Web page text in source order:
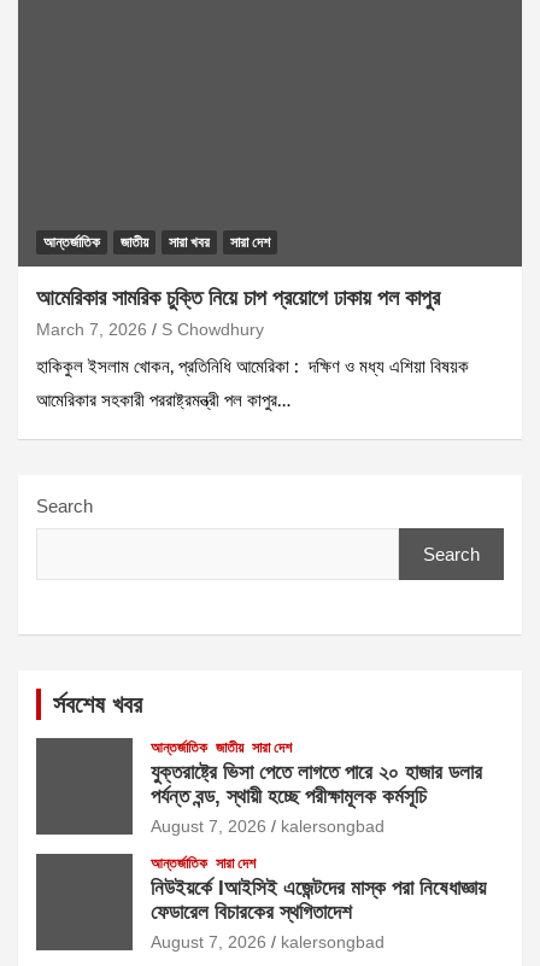
আন্তর্জাতিক জাতীয় সারা খবর সারা দেশ
আমেরিকার সামরিক চুক্তি নিয়ে চাপ প্রয়োগে ঢাকায় পল কাপুর
March 7, 2026 S Chowdhury
হাকিকুল ইসলাম খোকন, প্রতিনিধি আমেরিকা : দক্ষিণ ও মধ্য এশিয়া বিষয়ক
আমেরিকার সহকারী পররাষ্ট্রমন্ত্রী পল কাপুর…
Search
Search
র্সবশেষ খবর
আন্তর্জাতিক জাতীয় সারা দেশ
যুক্তরাষ্ট্রে ভিসা পেতে লাগতে পারে ২০ হাজার ডলার
পর্যন্ত বন্ড, স্থায়ী হচ্ছে পরীক্ষামূলক কর্মসূচি
August 7, 2026 kalersongbad
আন্তর্জাতিক সারা দেশ
নিউইয়র্কে Iআইসিই এজেন্টদের মাস্ক পরা নিষেধাজ্ঞায়
ফেডারেল বিচারকের স্থগিতাদেশ
August 7, 2026 kalersongbad